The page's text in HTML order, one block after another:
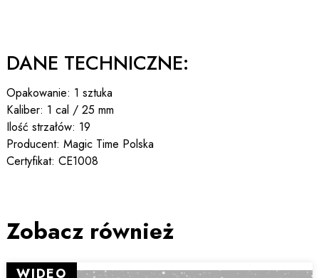
DANE TECHNICZNE:
Opakowanie: 1 sztuka
Kaliber: 1 cal / 25 mm
Ilość strzałów: 19
Producent: Magic Time Polska
Certyfikat: CE1008
Zobacz również
WIDEO